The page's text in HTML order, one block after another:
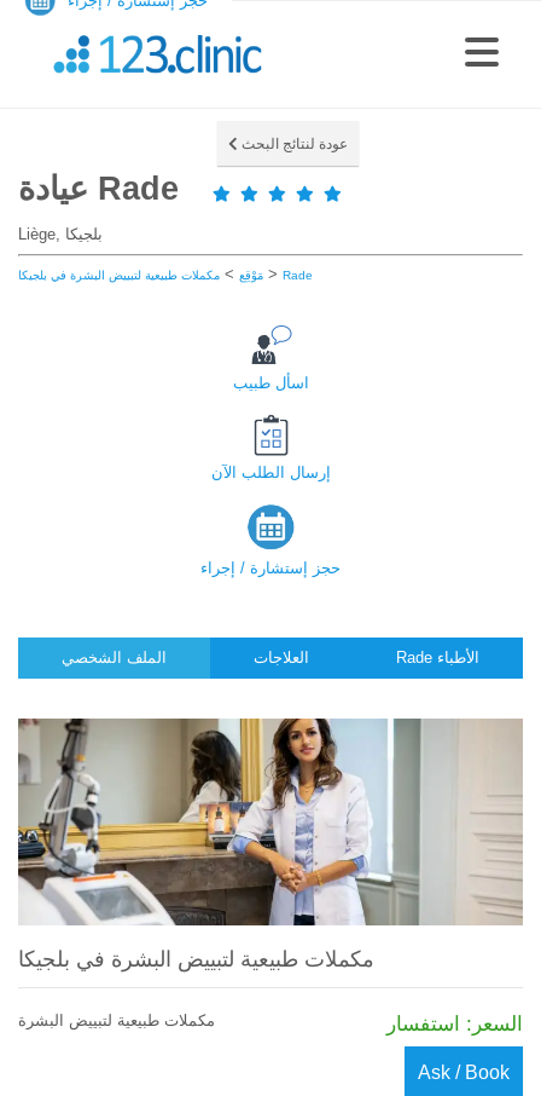
عودة لنتائج البحث
عيادة Rade
Liège, بلجيكا
مَوْقِع > مكملات طبيعية لتبييض البشرة في بلجيكا > Rade
اسأل طبيب
إرسال الطلب الآن
حجز إستشارة / إجراء
الملف الشخصي
مكملات طبيعية لتبييض البشرة في بلجيكا
مكملات طبيعية لتبييض البشرة السعر: استفسار
Ask / Book
العلاجات Rade الأطباء